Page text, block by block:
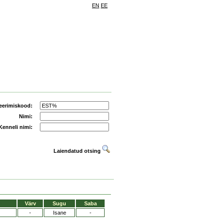
EN EE
Nimi:
nimi:
Laiendatud otsing
Värv Sugu
Saba
- Isane -